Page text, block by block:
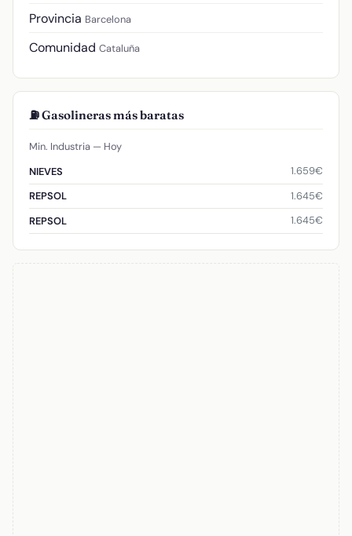
Provincia Barcelona
Comunidad Cataluña
⛽ Gasolineras más baratas
Min. Industria — Hoy
NIEVES
1.659€
REPSOL
1.645€
REPSOL
1.645€